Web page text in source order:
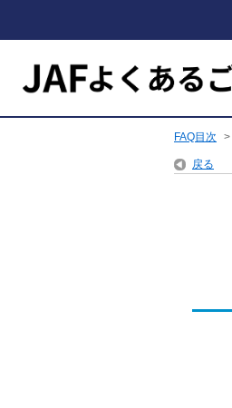
FAQ目次 >
戻る